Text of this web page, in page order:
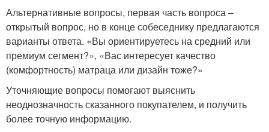
Альтернативные вопросы, первая часть вопроса –
открытый вопрос, но в конце собеседнику предлагаются
варианты ответа. «Вы ориентируетесь на средний или
премиум сегмент?», «Вас интересует качество
(комфортность) матраца или дизайн тоже?»
Уточняющие вопросы помогают выяснить
неоднозначность сказанного покупателем, и получить
более точную информацию.